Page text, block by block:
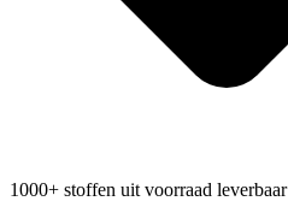
1000+ stoffen uit voorraad leverbaar